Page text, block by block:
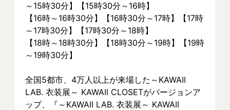
～15時30分】【15時30分～16時】
【16時～16時30分】【16時30分～17時】【17時
～17時30分】【17時30分～18時】
【18時～18時30分】【18時30分～19時】【19時
～19時30分】
全国5都市、4万⼈以上が来場した～KAWAII
LAB. 衣装展～ KAWAII CLOSETがバージョンア
ップ、『～KAWAII LAB. 衣装展～ KAWAII